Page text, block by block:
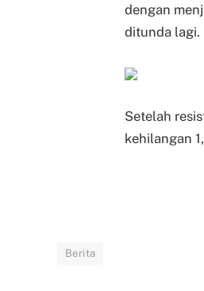
dengan
ditunda lagi.
Setelah
kehilangan
Berita